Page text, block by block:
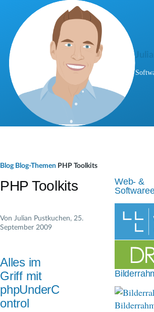
Direkt zum Inhalt
a
d
n
v
i
g
Blog Blog-Themen PHP Toolkits
PHP Toolkits
Von Julian Pustkuchen, 25.
September 2009
Alles im
Griff mit
phpUnderC
ontrol
Web- &